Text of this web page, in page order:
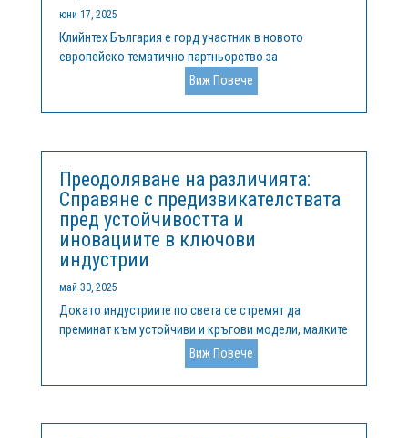
юни 17, 2025
Клийнтех България е горд участник в новото
европейско тематично партньорство за
интелигентна специализация (TSSP) в областта на
кръговите сгради, стартирало в края на 2024 г.
Инициативата обединява региони и водещи
цел...
Виж Повече
Преодоляване на различията:
Справяне с предизвикателствата
пред устойчивостта и
иновациите в ключови
индустрии
май 30, 2025
Докато индустриите по света се стремят да
преминат към устойчиви и кръгови модели, малките
и средни предприятия (МСП) и индустриалните
клъстери се сблъскват с уникални
предизвикателства. Ключови сектори като
технологии,...
Виж Повече